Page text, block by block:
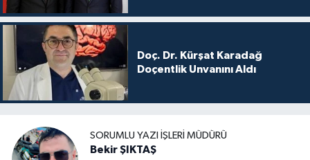
Doç. Dr. Kürşat Karadağ
Doçentlik Unvanını Aldı
SORUMLU YAZI İŞLERI MÜDÜRÜ
Bekir ŞIKTAŞ